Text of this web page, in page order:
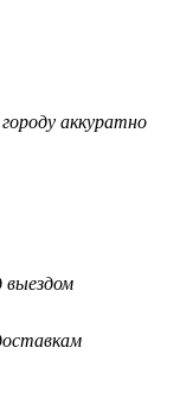
аккуратно
выездом